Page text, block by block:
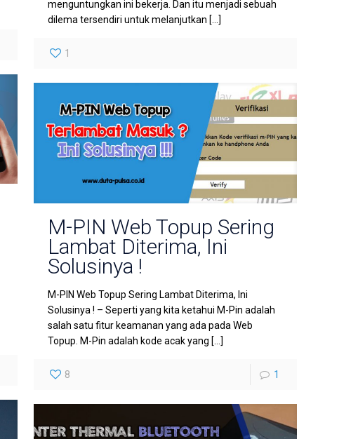
menguntungkan ini bekerja. Dan itu menjadi sebuah
dilema tersendiri untuk melanjutkan […]
1
M-PIN Web Topup Sering
Lambat Diterima, Ini
Solusinya !
M-PIN Web Topup Sering Lambat Diterima, Ini
Solusinya ! – Seperti yang kita ketahui M-Pin adalah
salah satu fitur keamanan yang ada pada Web
Topup. M-Pin adalah kode acak yang […]
8 1